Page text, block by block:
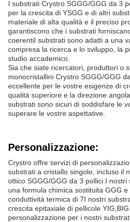
I substrati Crystro SGGG/GGG da 3
per la crescita di YSGG e di altri
materiale di alta qualità e il preciso
garantiscono che i substrati
coerentiI substrati sono adatti a una
compresa la ricerca e lo sviluppo, la
studio accademico.
Sia che siate ricercatori, produttori o
monocristallini Crystro SGGG/GGG
eccellente per le vostre esigenze di
qualità superiore e la direzione
substrati sono sicuri di soddisfare le
superare le vostre aspettative.
Personalizzazione:
Crystro offre servizi di
substrati a cristallo singolo, incluso il
ottico SGGG/GGG da 3 pollici.I
una formula chimica sostituita GGG
conduttività termica di 7I nostri
crescita epitaxiale di pellicole
personalizzazione per i nostri